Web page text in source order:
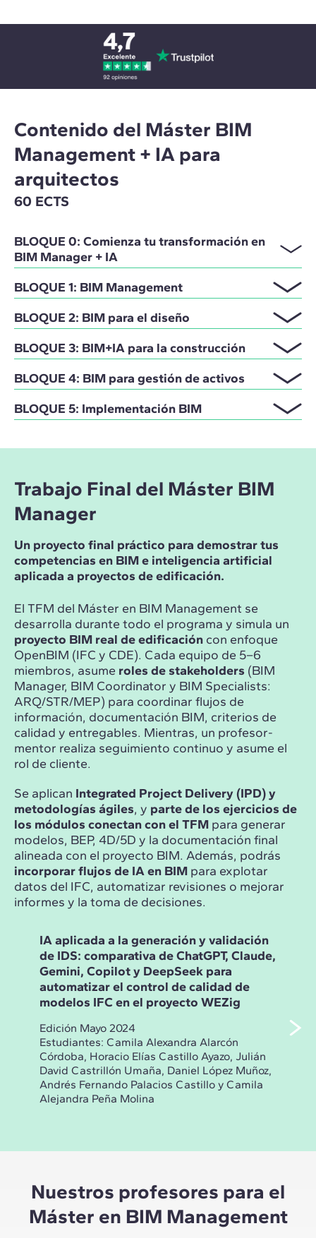
Contenido del Máster BIM
Management + IA para
arquitectos
60 ECTS
BLOQUE 0: Comienza tu transformación en
BIM Manager + IA
BLOQUE 1: BIM Management
BLOQUE 2: BIM para el diseño
BLOQUE 3: BIM+IA para la construcción
BLOQUE 4: BIM para gestión de activos
BLOQUE 5: Implementación BIM
Trabajo Final del Máster BIM
Manager
Un proyecto final práctico para demostrar tus
competencias en BIM e inteligencia artificial
aplicada a proyectos de edificación.
El TFM del Máster en BIM Management se
desarrolla durante todo el programa y simula un
proyecto BIM real de edificación con enfoque
OpenBIM (IFC y CDE). Cada equipo de 5–6
miembros, asume roles de stakeholders (BIM
Manager, BIM Coordinator y BIM Specialists:
ARQ/STR/MEP) para coordinar flujos de
información, documentación BIM, criterios de
calidad y entregables. Mientras, un profesor-
mentor realiza seguimiento continuo y asume el
rol de cliente.
Se aplican Integrated Project Delivery (IPD) y
metodologías ágiles, y parte de los ejercicios de
los módulos conectan con el TFM para generar
modelos, BEP, 4D/5D y la documentación final
alineada con el proyecto BIM. Además, podrás
incorporar flujos de IA en BIM para explotar
datos del IFC, automatizar revisiones o mejorar
informes y la toma de decisiones.
IA aplicada a la generación y validación
de IDS: comparativa de ChatGPT, Claude,
Gemini, Copilot y DeepSeek para
automatizar el control de calidad de
modelos IFC en el proyecto WEZig
Edición Mayo 2024
Estudiantes: Camila Alexandra Alarcón
Córdoba, Horacio Elías Castillo Ayazo, Julián
David Castrillón Umaña, Daniel López Muñoz,
Andrés Fernando Palacios Castillo y Camila
Alejandra Peña Molina
Nuestros profesores para el
Máster en BIM Management